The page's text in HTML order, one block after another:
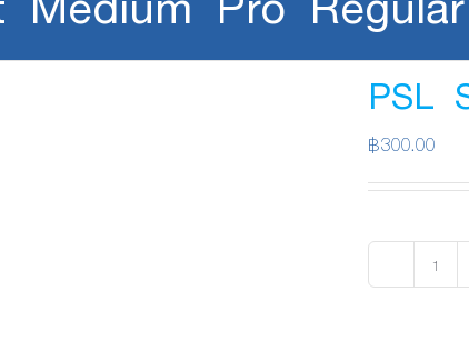
PSL
฿300.00
จำนวน